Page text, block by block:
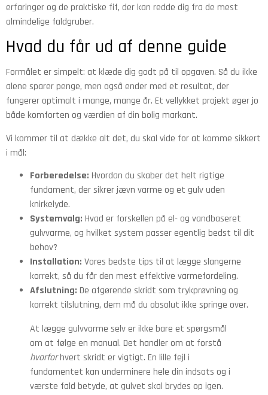
erfaringer og de praktiske fif, der kan redde dig fra de mest
almindelige faldgruber.
Hvad du får ud af denne guide
Formålet er simpelt: at klæde dig godt på til opgaven. Så du ikke
alene sparer penge, men også ender med et resultat, der
fungerer optimalt i mange, mange år. Et vellykket projekt øger jo
både komforten og værdien af din bolig markant.
Vi kommer til at dække alt det, du skal vide for at komme sikkert
i mål:
Forberedelse: Hvordan du skaber det helt rigtige
fundament, der sikrer jævn varme og et gulv uden
knirkelyde.
Systemvalg: Hvad er forskellen på el- og vandbaseret
gulvvarme, og hvilket system passer egentlig bedst til dit
behov?
Installation: Vores bedste tips til at lægge slangerne
korrekt, så du får den mest effektive varmefordeling.
Afslutning: De afgørende skridt som trykprøvning og
korrekt tilslutning, dem må du absolut ikke springe over.
At lægge gulvvarme selv er ikke bare et spørgsmål
om at følge en manual. Det handler om at forstå
hvorforhvert skridt er vigtigt. En lille fejl i
fundamentet kan underminere hele din indsats og i
værste fald betyde, at gulvet skal brydes op igen.